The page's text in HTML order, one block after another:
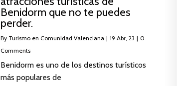
Benidorm que no te puedes
perder.
By Turismo en Comunidad Valenciana | 19 Abr, 23 | 0
Comments
Benidorm es uno de los destinos turísticos
más populares de